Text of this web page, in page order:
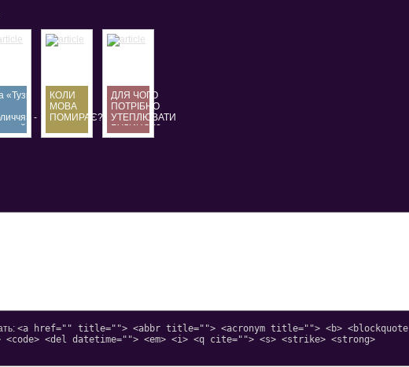
«Тузи
-
КОЛИ
МОВА
ПОМИРАЄ?
ДЛЯ ЧОГО
ПОТРІБНО
УТЕПЛЮВАТИ
БУДИНОК?
<a href="" title=""> <abbr title=""> <acronym title=""> <b> <blockquote
<del datetime=""> <em> <i> <q cite=""> <s> <strike> <strong>